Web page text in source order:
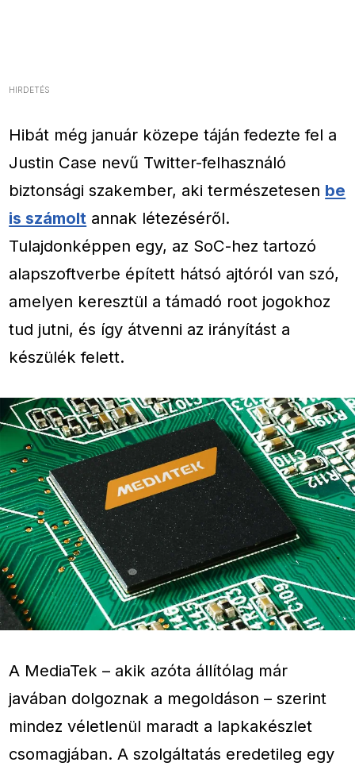
HIRDETÉS
Hibát még január közepe táján fedezte fel a
Justin Case nevű Twitter-felhasználó
biztonsági szakember, aki természetesen be
is számolt annak létezéséről.
Tulajdonképpen egy, az SoC-hez tartozó
alapszoftverbe épített hátsó ajtóról van szó,
amelyen keresztül a támadó root jogokhoz
tud jutni, és így átvenni az irányítást a
készülék felett.
A MediaTek – akik azóta állítólag már
javában dolgoznak a megoldáson – szerint
mindez véletlenül maradt a lapkakészlet
csomagjában. A szolgáltatás eredetileg egy